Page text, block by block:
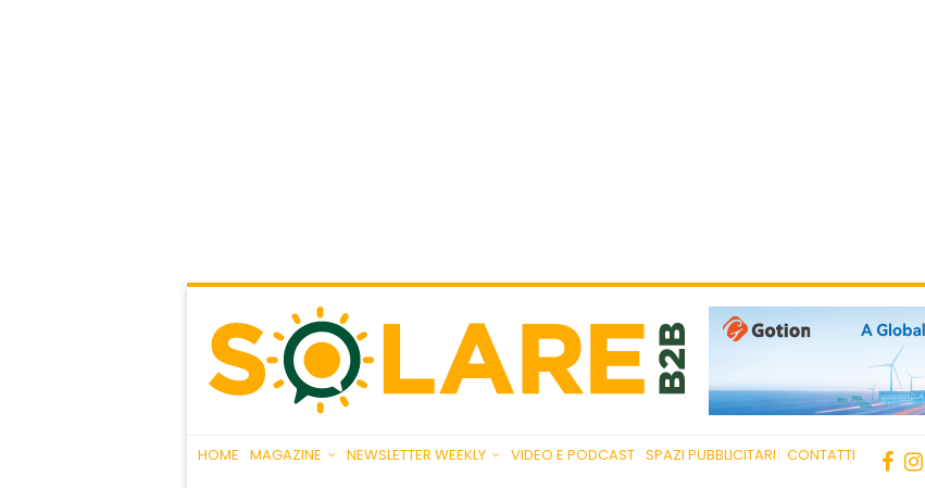
HOME MAGAZINE NEWSLETTER WEEKLY VIDEO E PODCAST SPAZI PUBBLICITARI CONTATTI